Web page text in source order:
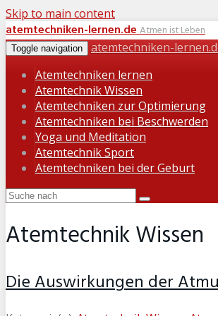
Skip to main content
atemtechniken-lernen.deAtmen ist Leben
Toggle navigation
atemtechniken-
Atemtechniken lernen
Atemtechnik Wissen
Atemtechniken zur Optimierung
Atemtechniken bei Beschwerden
Yoga und Meditation
Atemtechnik Sport
Atemtechniken bei der Geburt
Atemtechnik Wissen
Die Auswirkungen der